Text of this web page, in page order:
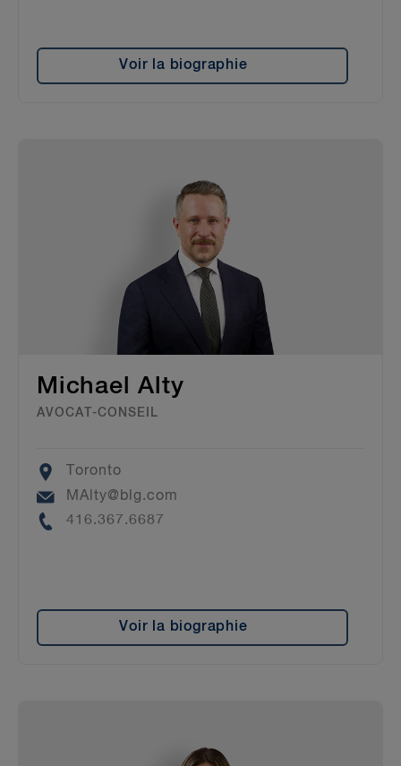
Voir la biographie
Michael Alty
AVOCAT-CONSEIL
Location
Toronto
Email
MAlty@blg.com
Phone
416.367.6687
Voir la biographie